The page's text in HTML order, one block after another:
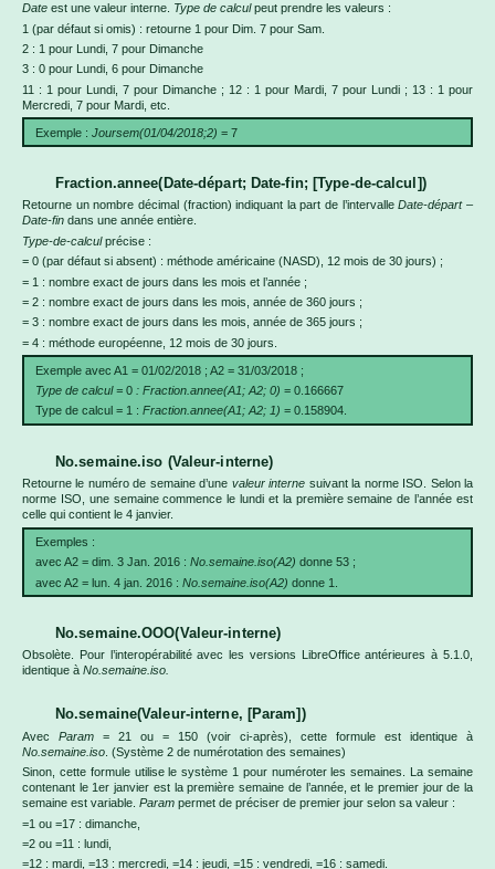
Date est une valeur interne. Type de calculpeut prendre les valeurs :
1 (par défaut si omis) : retourne 1 pour Dim. 7 pour Sam.
2 : 1 pour Lundi, 7 pour Dimanche
3 : 0 pour Lundi, 6 pour Dimanche
11 : 1 pour Lundi, 7 pour Dimanche ; 12 : 1 pour Mardi, 7 pour Lundi ; 13 : 1 pour
Mercredi, 7 pour Mardi, etc.
Exemple : Joursem(01/04/2018;2) = 7
Fraction.annee(Date-départ; Date-fin; [Type-de-calcul])
Retourne un nombre décimal (fraction) indiquant la part de l’intervalleDate-départ –
Date-fin dans une année entière.
Type-de-calculprécise :
= 0 (par défaut si absent) : méthode américaine (NASD), 12 mois de 30 jours) ;
= 1 : nombre exact de jours dans les mois et l’année ;
= 2 : nombre exact de jours dans les mois, année de 360 jours ;
= 3 : nombre exact de jours dans les mois, année de 365 jours ;
= 4 : méthode européenne, 12 mois de 30 jours.
Exemple avec A1 = 01/02/2018 ; A2 = 31/03/2018 ;
Type de calcul = 0 : Fraction.annee(A1; A2; 0) = 0.166667
Type de calcul = 1 : Fraction.annee(A1; A2; 1) = 0.158904.
No.semaine.iso (Valeur-interne)
Retourne le numéro de semaine d’une valeur interne suivant la norme ISO. Selon la
norme ISO, une semaine commence le lundi et la première semaine de l’année est
celle qui contient le 4 janvier.
Exemples :
avec A2 = dim. 3 Jan. 2016 : No.semaine.iso(A2) donne 53 ;
avec A2 = lun. 4 jan. 2016 : No.semaine.iso(A2) donne 1.
No.semaine.OOO(Valeur-interne)
Obsolète. Pour l’interopérabilité avec les versions LibreOffice antérieures à 5.1.0,
identique à No.semaine.iso.
No.semaine(Valeur-interne, [Param])
Avec Param = 21 ou = 150 (voir ci-après), cette formule est identique à
No.semaine.iso . (Système 2 de numérotation des semaines)
Sinon, cette formule utilise le système 1 pour numéroter les semaines. La semaine
contenant le 1er janvier est la première semaine de l’année, et le premier jour de la
semaine est variable. Param permet de préciser de premier jour selon sa valeur :
=1 ou =17 : dimanche,
=2 ou =11 : lundi,
=12 : mardi, =13 : mercredi, =14 : jeudi, =15 : vendredi, =16 : samedi.